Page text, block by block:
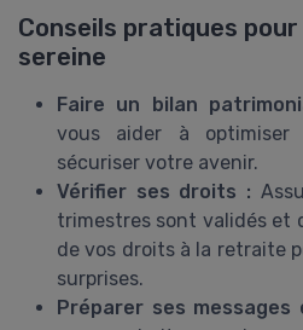
Conseils pratiques
sereine
Faire un bilan
vous aider à
sécuriser votre avenir.
Vérifier ses droits :
trimestres sont validés et
de vos droits à la retraite
surprises.
Préparer ses